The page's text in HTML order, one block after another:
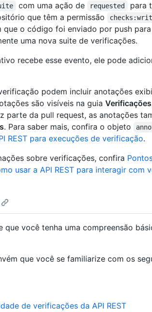
com uma ação de requested
para
que têm a permissão
que o código foi enviado por push
uma nova suite de verificações.
recebe esse evento, ele pode
podem incluir anotações
são visíveis na guia Verificações
parte da pull request, as anotações
. Para saber mais, confira o objeto
REST para execuções de verificação.
sobre verificações, confira
usar a API REST para interagir com
que você tenha uma compreensão
que você se familiarize com os
de verificações da API REST